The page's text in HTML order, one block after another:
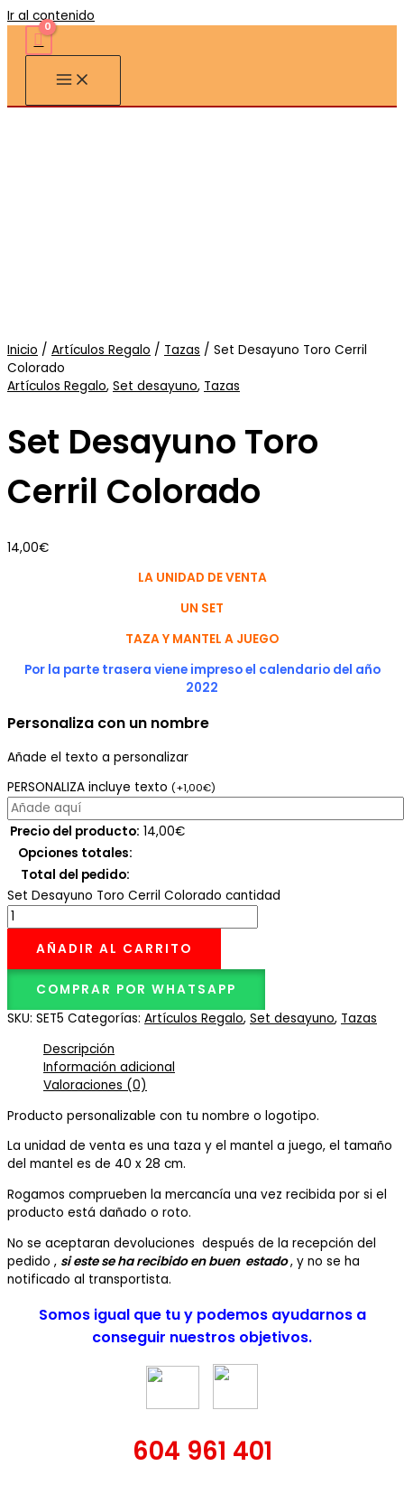
Ir al contenido
Inicio / Artículos Regalo / Tazas / Set Desayuno Toro Cerril
Colorado
Artículos Regalo, Set desayuno, Tazas
Set Desayuno Toro
Cerril Colorado
14,00€
LA UNIDAD DE VENTA
UN SET
TAZA Y MANTEL A JUEGO
Por la parte trasera viene impreso el calendario del año
2022
Personaliza con un nombre
Añade el texto a personalizar
PERSONALIZA incluye texto (+1,00€)
Precio del producto: 14,00€
Opciones totales:
Total del pedido:
Set Desayuno Toro Cerril Colorado cantidad
AÑADIR AL CARRITO
COMPRAR POR WHATSAPP
SKU: SET5 Categorías: Artículos Regalo, Set desayuno, Tazas
Descripción
Información adicional
Valoraciones (0)
Producto personalizable con tu nombre o logotipo.
La unidad de venta es una taza y el mantel a juego, el tamaño
del mantel es de 40 x 28 cm.
Rogamos comprueben la mercancía una vez recibida por si el
producto está dañado o roto.
No se aceptaran devoluciones después de la recepción del
pedido , si este se ha recibido en buen estado, y no se ha
notificado al transportista.
Somos igual que tu y podemos ayudarnos a
conseguir nuestros objetivos.
604 961 401